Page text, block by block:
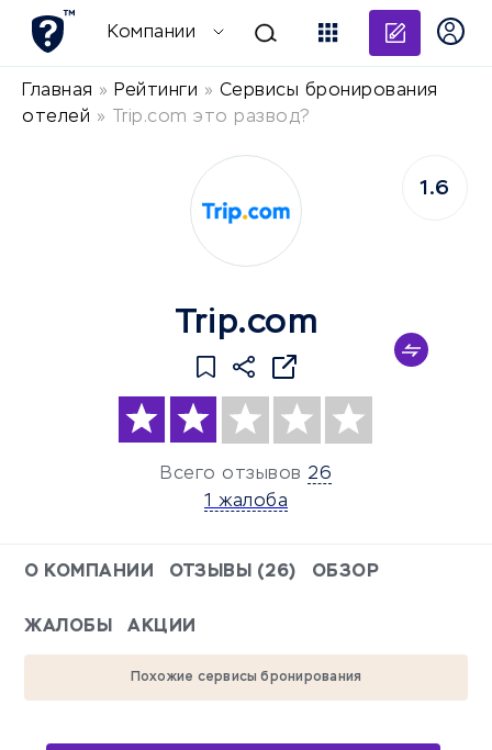
Компании
Главная » Рейтинги » Сервисы бронирования
отелей » Trip.com это развод?
Trip.com
Всего отзывов 26
1 жалоба
1.6
О КОМПАНИИ ОТЗЫВЫ (26) ОБЗОР
ЖАЛОБЫ АКЦИИ
Похожие сервисы бронирования